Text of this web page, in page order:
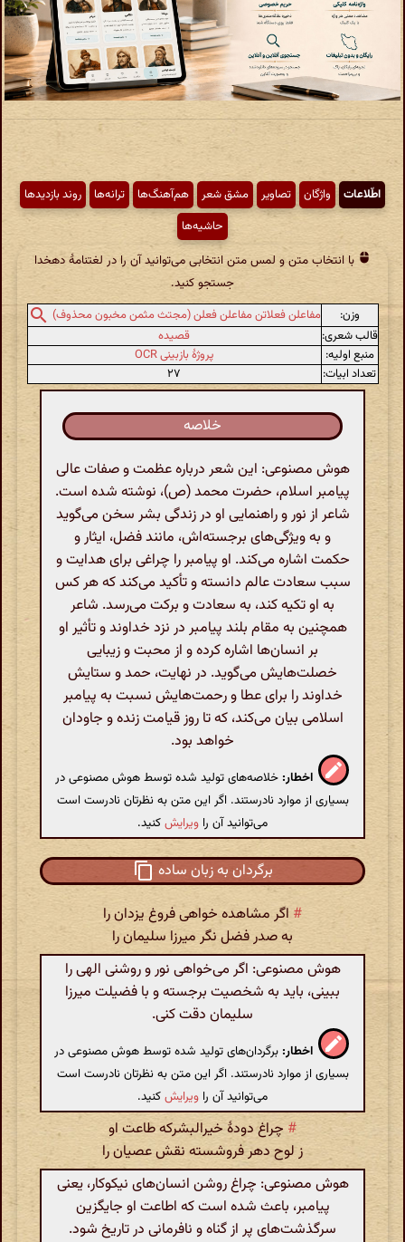
اطّلاعات واژگان تصاویر مشق شعر هم‌آهنگ‌ها ترانه‌ها
روند بازدیدها
حاشیه‌ها
با انتخاب متن و لمس متن انتخابی می‌توانید آن را در لغتنامهٔ دهخدا
جستجو کنید.
وزن:
مفاعلن فعلاتن مفاعلن فعلن (مجتث مثمن مخبون محذوف)
قالب شعری:
قصیده
منبع اولیه:
پروژهٔ بازبینی OCR
تعداد ابیات:
۲۷
خلاصه
هوش مصنوعی: این شعر درباره عظمت و صفات عالی
پیامبر اسلام، حضرت محمد (ص)، نوشته شده است.
شاعر از نور و راهنمایی او در زندگی بشر سخن می‌گوید
و به ویژگی‌های برجسته‌اش، مانند فضل، ایثار و
حکمت اشاره می‌کند. او پیامبر را چراغی برای هدایت و
سبب سعادت عالم دانسته و تأکید می‌کند که هر کس
به او تکیه کند، به سعادت و برکت می‌رسد. شاعر
همچنین به مقام بلند پیامبر در نزد خداوند و تأثیر او
بر انسان‌ها اشاره کرده و از محبت و زیبایی
خصلت‌هایش می‌گوید. در نهایت، حمد و ستایش
خداوند را برای عطا و رحمت‌هایش نسبت به پیامبر
اسلامی بیان می‌کند، که تا روز قیامت زنده و جاودان
خواهد بود.
اخطار: خلاصه‌های تولید شده توسط هوش مصنوعی در
بسیاری از موارد نادرستند. اگر این متن به نظرتان نادرست است
می‌توانید آن را ویرایشکنید.
برگردان به زبان ساده
# اگر مشاهده خواهی فروغ یزدان را
به صدر فضل نگر میرزا سلیمان را
هوش مصنوعی: اگر می‌خواهی نور و روشنی الهی را
ببینی، باید به شخصیت برجسته و با فضیلت میرزا
سلیمان دقت کنی.
اخطار: برگردان‌های تولید شده توسط هوش مصنوعی در
بسیاری از موارد نادرستند. اگر این متن به نظرتان نادرست است
می‌توانید آن را ویرایشکنید.
# چراغ دودهٔ خیرالبشرکه طاعت او
ز لوح دهر فروشسته نقش عصیان را
هوش مصنوعی: چراغ روشن انسان‌های نیکوکار، یعنی
پیامبر، باعث شده است که اطاعت او جایگزین
سرگذشت‌های پر از گناه و نافرمانی در تاریخ شود.